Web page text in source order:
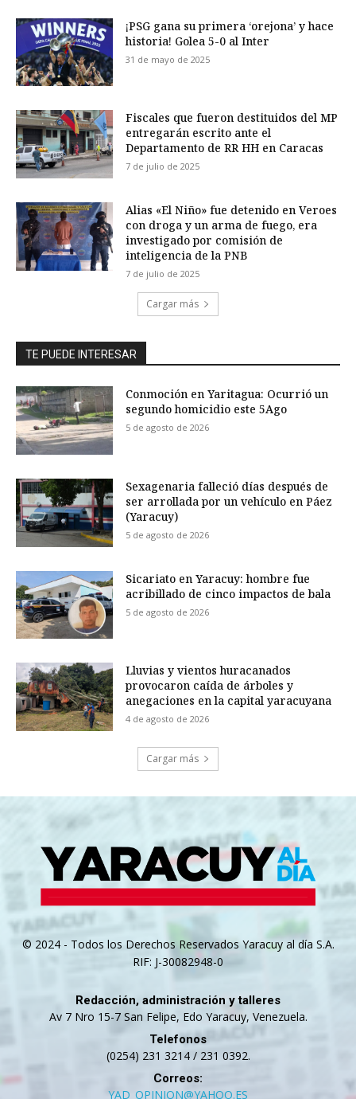
¡PSG gana su primera ‘orejona’ y hace
historia! Golea 5-0 al Inter
31 de mayo de 2025
Fiscales que fueron destituidos del MP
entregarán escrito ante el
Departamento de RR HH en Caracas
7 de julio de 2025
Alias «El Niño» fue detenido en Veroes
con droga y un arma de fuego, era
investigado por comisión de
inteligencia de la PNB
7 de julio de 2025
Cargar más
TE PUEDE INTERESAR
Conmoción en Yaritagua: Ocurrió un
segundo homicidio este 5Ago
5 de agosto de 2026
Sexagenaria falleció días después de
ser arrollada por un vehículo en Páez
(Yaracuy)
5 de agosto de 2026
Sicariato en Yaracuy: hombre fue
acribillado de cinco impactos de bala
5 de agosto de 2026
Lluvias y vientos huracanados
provocaron caída de árboles y
anegaciones en la capital yaracuyana
4 de agosto de 2026
Cargar más
© 2024 - Todos los Derechos Reservados Yaracuy al día S.A.
RIF: J-30082948-0
Redacción, administración y talleres
Av 7 Nro 15-7 San Felipe, Edo Yaracuy, Venezuela.
Telefonos
(0254) 231 3214 / 231 0392.
Correos:
YAD_OPINION@YAHOO.ES